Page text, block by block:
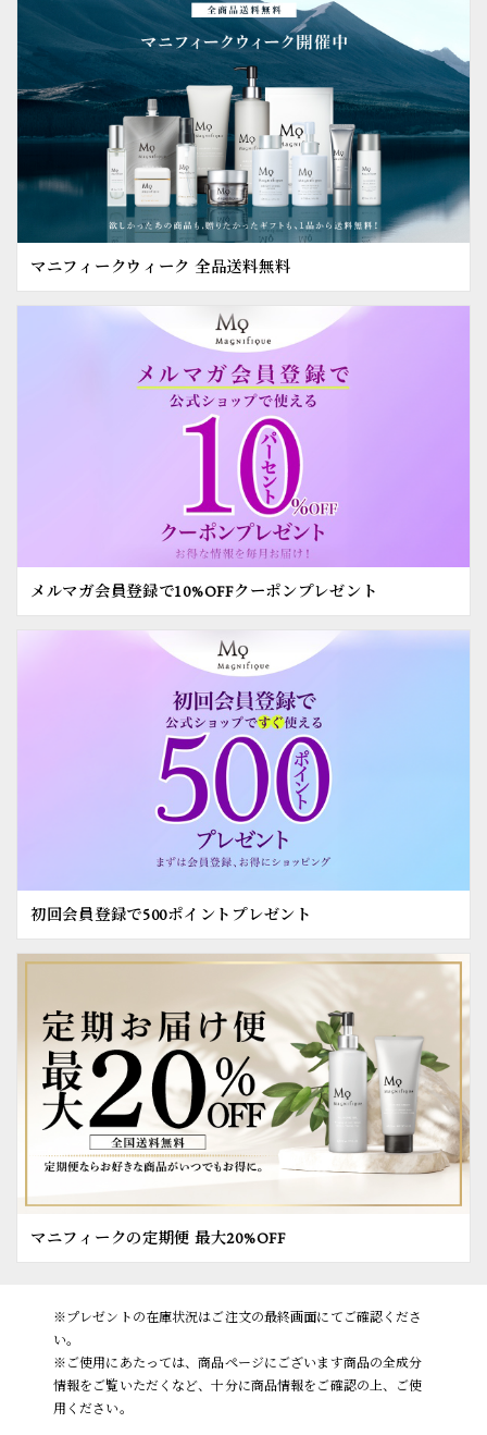
マニフィークウィーク 全品送料無料
メルマガ会員登録で10%OFFクーポンプレゼント
初回会員登録で500ポイントプレゼント
マニフィークの定期便 最大20%OFF
※プレゼントの在庫状況はご注文の最終画面にてご確認くださ
い。
※ご使用にあたっては、商品ページにございます商品の全成分
情報をご覧いただくなど、十分に商品情報をご確認の上、ご使
用ください。